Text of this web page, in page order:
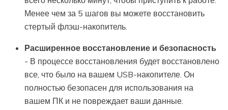
Менее чем за 5 шагов вы можете восстановить
стертый флэш-накопитель.
Расширенное восстановление и безопасность
- В процессе восстановления будет восстановлено
все, что было на вашем USB-накопителе. Он
полностью безопасен для использования на
вашем ПК и не повреждает ваши данные.